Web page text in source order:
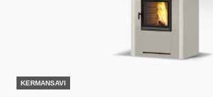
KERMANSAVI